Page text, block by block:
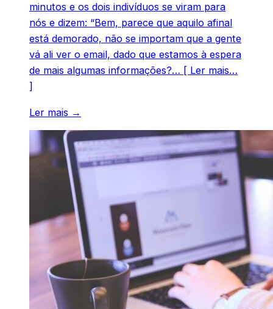
minutos e os dois indivíduos se viram para
nós e dizem: “Bem, parece que aquilo afinal
está demorado, não se importam que a gente
vá ali ver o email, dado que estamos à espera
de mais algumas informações?… [ Ler mais…
]
Ler mais →